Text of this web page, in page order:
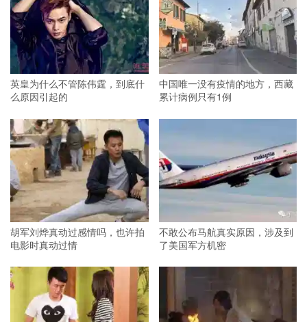
英皇为什么不管陈伟霆，到底什
么原因引起的
中国唯一没有疫情的地方，西藏
累计病例只有1例
胡军刘烨真动过感情吗，也许拍
电影时真动过情
不敢公布马航真实原因，涉及到
了美国军方机密